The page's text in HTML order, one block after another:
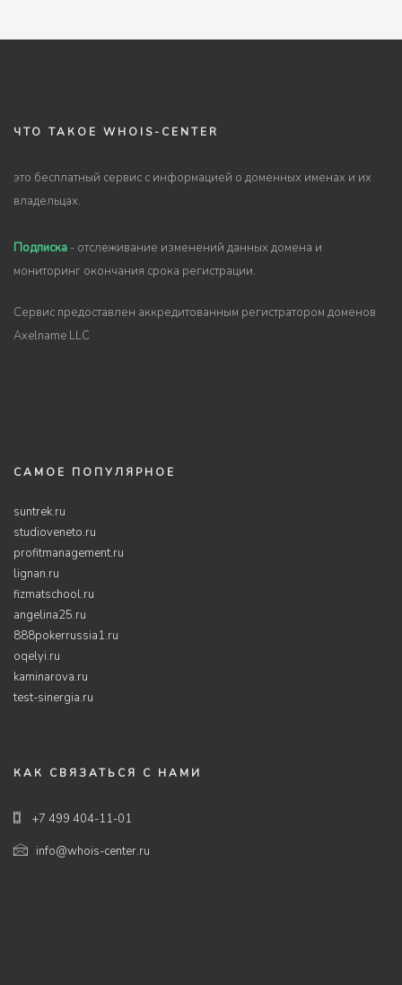
ЧТО ТАКОЕ WHOIS-CENTER
это бесплатный сервис с информацией о доменных именах и их
владельцах.
Подписка - отслеживание изменений данных домена и
мониторинг окончания срока регистрации.
Сервис предоставлен аккредитованным регистратором доменов
Axelname LLC
САМОЕ ПОПУЛЯРНОЕ
suntrek.ru
studioveneto.ru
profitmanagement.ru
lignan.ru
fizmatschool.ru
angelina25.ru
888pokerrussia1.ru
oqelyi.ru
kaminarova.ru
test-sinergia.ru
КАК СВЯЗАТЬСЯ С НАМИ
+7 499 404-11-01
info@whois-center.ru